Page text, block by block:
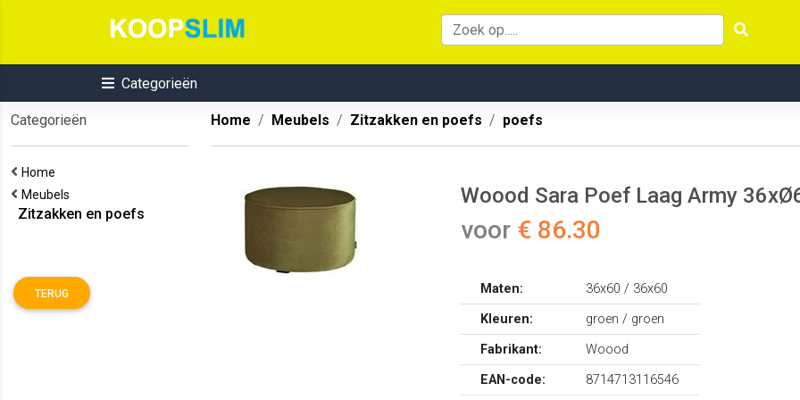
Categorieën
Categorieën
Home
Meubels
Zitzakken en poefs
TERUG
Home Meubels Zitzakken en poefs poefs
Woood Sara Poef Laag Army
voor € 86.30
Maten:
36x60 / 36x60
Kleuren:
groen / groen
Fabrikant:
Woood
EAN-code:
8714713116546